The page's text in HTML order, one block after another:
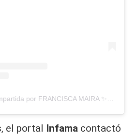
el portal Infama contactó